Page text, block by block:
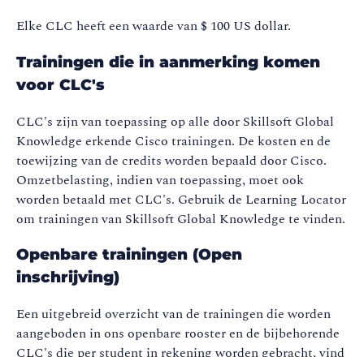
Elke CLC heeft een waarde van $ 100 US dollar.
Trainingen die in aanmerking komen
voor CLC's
CLC's zijn van toepassing op alle door Skillsoft Global
Knowledge erkende Cisco trainingen. De kosten en de
toewijzing van de credits worden bepaald door Cisco.
Omzetbelasting, indien van toepassing, moet ook
worden betaald met CLC's. Gebruik de Learning Locator
om trainingen van Skillsoft Global Knowledge te vinden.
Openbare trainingen (Open
inschrijving)
Een uitgebreid overzicht van de trainingen die worden
aangeboden in ons openbare rooster en de bijbehorende
CLC's die per student in rekening worden gebracht, vind